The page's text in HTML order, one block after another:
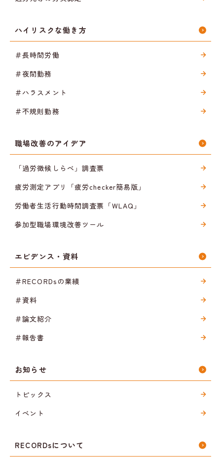
ハイリスクな働き方
＃長時間労働
＃夜間勤務
＃ハラスメント
＃不規則勤務
職場改善のアイデア
「過労徴候しらべ」調査票
疲労測定アプリ「疲労checker簡易版」
労働者生活行動時間調査票「WLAQ」
参加型職場環境改善ツール
エビデンス・資料
＃RECORDsの業績
＃資料
＃論文紹介
＃報告書
お知らせ
トピックス
イベント
RECORDsについて